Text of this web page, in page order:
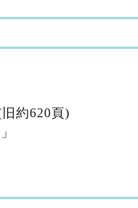
約620頁)